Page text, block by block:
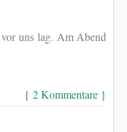
uns lag. Am Abend
{ 2 Kommentare }